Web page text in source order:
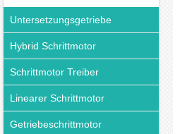
Untersetzungsgetriebe
Hybrid Schrittmotor
Schrittmotor Treiber
Linearer Schrittmotor
Getriebeschrittmotor